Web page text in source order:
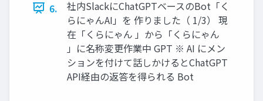
6.
社内SlackにChatGPTベースのBot「く
らにゃんAI」を 作りました（ 1/3） 現
在「くらにゃん 」から「くらにゃん
」に名称変更作業中 GPT ※ AI にメン
ションを付けて話しかけるとChatGPT
API経由の返答を得られる Bot